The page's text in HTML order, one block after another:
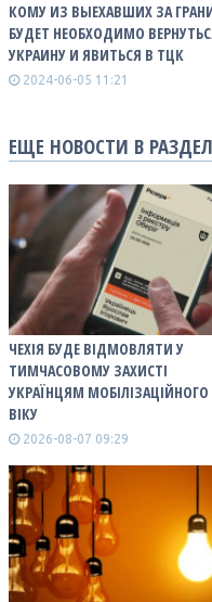
КОМУ ИЗ ВЫЕХАВШИХ ЗА
БУДЕТ НЕОБХОДИМО
УКРАИНУ И ЯВИТЬСЯ В ТЦК
2024-06-05 11:21
ЕЩЕ НОВОСТИ В
ЧЕХІЯ БУДЕ ВІДМОВЛЯТИ У
ТИМЧАСОВОМУ ЗАХИСТІ
УКРАЇНЦЯМ МОБІЛІЗАЦІЙНОГО
ВІКУ
2026-08-07 09:29